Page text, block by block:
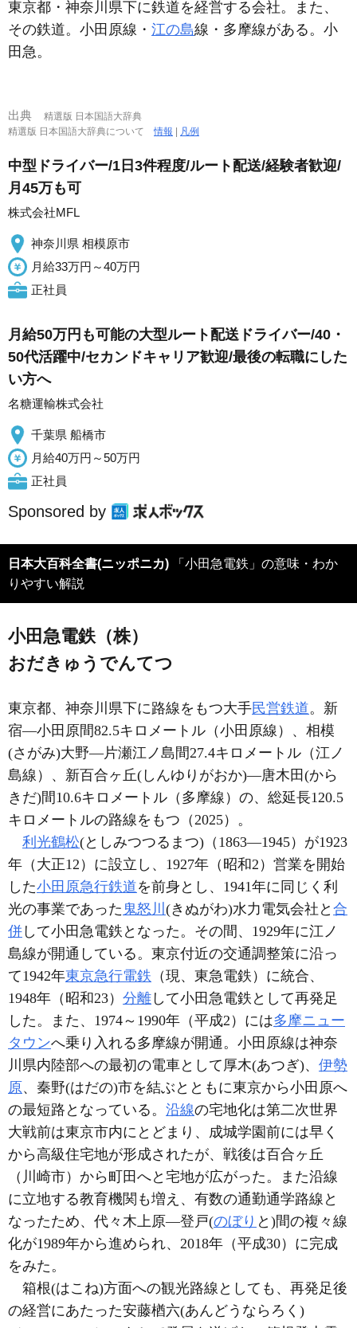
東京都・神奈川県下に鉄道を経営する会社。また、
その鉄道。小田原線・ 江の島線・多摩線がある。小
田急。
出典
精選版 日本国語大辞典
精選版 日本国語大辞典について情報 | 凡例
中型ドライバー/1日3件程度/ルート配送/経験者歓迎/
月45万も可
株式会社MFL
神奈川県 相模原市
月給33万円～40万円
正社員
月給50万円も可能の大型ルート配送ドライバー/40・
50代活躍中/セカンドキャリア歓迎/最後の転職にした
い方へ
名糖運輸株式会社
千葉県 船橋市
月給40万円～50万円
正社員
Sponsored by
日本大百科全書(ニッポニカ) 「小田急電鉄」の意味・わか
りやすい解説
小田急電鉄（株）
おだきゅうでんてつ
東京都、神奈川県下に路線をもつ大手民営鉄道。新
宿―小田原間82.5キロメートル（小田原線）、相模
(さがみ)大野―片瀬江ノ島間27.4キロメートル（江ノ
島線）、新百合ヶ丘(しんゆりがおか)―唐木田(から
きだ)間10.6キロメートル（多摩線）の、総延長120.5
キロメートルの路線をもつ（2025）。
利光鶴松(としみつつるまつ)（1863―1945）が1923
年（大正12）に設立し、1927年（昭和2）営業を開始
した小田原急行鉄道を前身とし、1941年に同じく利
光の事業であった 鬼怒川 (きぬがわ)水力電気会社と 合
併 して小田急電鉄となった。その間、1929年に江ノ
島線が開通している。東京付近の交通調整策に沿っ
て1942年東京急行電鉄 （現、東急電鉄）に統合、
1948年（昭和23） 分離 して小田急電鉄として再発足
した。また、1974～1990年（平成2）には多摩ニュー
タウンへ乗り入れる多摩線が開通。小田原線は神奈
川県内陸部への最初の電車として厚木(あつぎ)、 伊勢
原、秦野(はだの)市を結ぶとともに東京から小田原へ
の最短路となっている。 沿線の宅地化は第二次世界
大戦前は東京市内にとどまり、成城学園前には早く
から高級住宅地が形成されたが、戦後は百合ヶ丘
（川崎市）から町田へと宅地が広がった。また沿線
に立地する教育機関も増え、有数の通勤通学路線と
なったため、代々木上原―登戸(のぼり と)間の複々線
化が1989年から進められ、2018年（平成30）に完成
をみた。
箱根(はこね)方面への観光路線としても、再発足後
の経営にあたった安藤楢六(あんどうならろく)